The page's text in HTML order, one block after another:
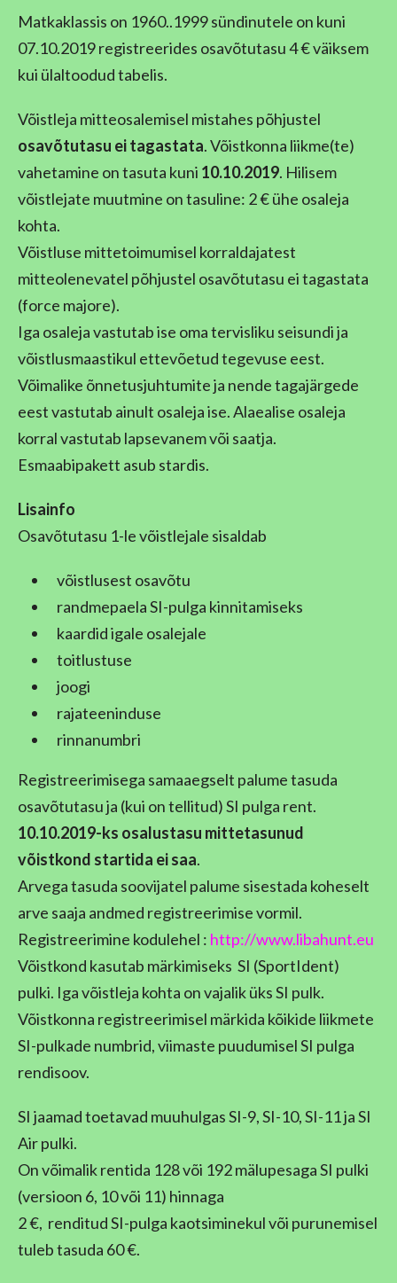
Matkaklassis on 1960..1999 sündinutele on kuni
07.10.2019 registreerides osavõtutasu 4 € väiksem
kui ülaltoodud tabelis.
Võistleja mitteosalemisel mistahes põhjustel
osavõtutasu ei tagastata. Võistkonna liikme(te)
vahetamine on tasuta kuni 10.10.2019. Hilisem
võistlejate muutmine on tasuline: 2 € ühe osaleja
kohta.
Võistluse mittetoimumisel korraldajatest
mitteolenevatel põhjustel osavõtutasu ei tagastata
(force majore).
Iga osaleja vastutab ise oma tervisliku seisundi ja
võistlusmaastikul ettevõetud tegevuse eest.
Võimalike õnnetusjuhtumite ja nende tagajärgede
eest vastutab ainult osaleja ise. Alaealise osaleja
korral vastutab lapsevanem või saatja.
Esmaabipakett asub stardis.
Lisainfo
Osavõtutasu 1-le võistlejale sisaldab
võistlusest osavõtu
randmepaela SI-pulga kinnitamiseks
kaardid igale osalejale
toitlustuse
joogi
rajateeninduse
rinnanumbri
Registreerimisega samaaegselt palume tasuda
osavõtutasu ja (kui on tellitud) SI pulga rent.
10.10.2019-ks osalustasu mittetasunud
võistkond startida ei saa.
Arvega tasuda soovijatel palume sisestada koheselt
arve saaja andmed registreerimise vormil.
Registreerimine kodulehel : http://www.libahunt.eu
Võistkond kasutab märkimiseks SI (SportIdent)
pulki. Iga võistleja kohta on vajalik üks SI pulk.
Võistkonna registreerimisel märkida kõikide liikmete
SI-pulkade numbrid, viimaste puudumisel SI pulga
rendisoov.
SI jaamad toetavad muuhulgas SI-9, SI-10, SI-11 ja SI
Air pulki.
On võimalik rentida 128 või 192 mälupesaga SI pulki
(versioon 6, 10 või 11) hinnaga
2 €, renditud SI-pulga kaotsiminekul või purunemisel
tuleb tasuda 60 €.